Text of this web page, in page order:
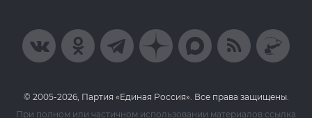
© 2005-2026, Партия «Единая Россия». Все права защищены.
При полном или частичном использовании материалов ссылка